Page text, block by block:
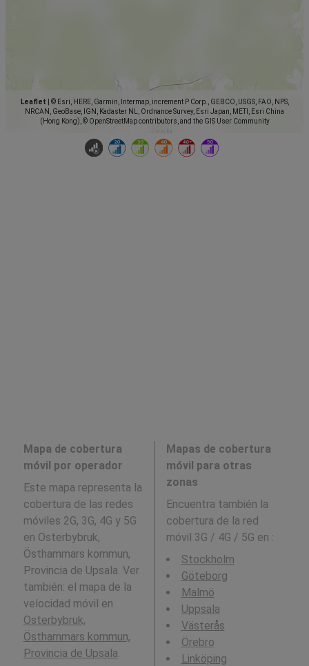
Leaflet
© Esri, HERE, Garmin, Intermap, increment P Corp., GEBCO, USGS, FAO, NPS,
NRCAN, GeoBase, IGN, Kadaster NL, Ordnance Survey, Esri Japan, METI, Esri China
(Hong Kong), © OpenStreetMap contributors, and the GIS User Community
Mapa de cobertura
móvil por operador
Este mapa representa la
cobertura de las redes
móviles 2G, 3G, 4G y 5G
en Osterbybruk,
Östhammars kommun,
Provincia de Upsala. Ver
también: el mapa de la
velocidad móvil en
Osterbybruk,
Östhammars kommun,
Provincia de Upsala
Mapas de cobertura
móvil para otras
zonas
Encuentra también la
cobertura de la red
móvil 3G / 4G / 5G en :
Stockholm
Göteborg
Malmö
Uppsala
Västerås
Örebro
Linköping